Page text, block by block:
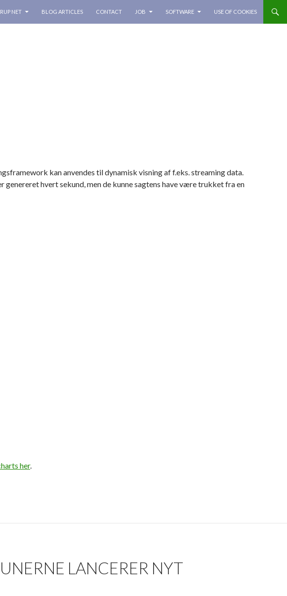
NET
BLOG ARTICLES CONTACT JOB SOFTWARE USE OF COOKIES
kan anvendes til dynamisk visning af f.eks. streaming data.
hvert sekund, men de kunne sagtens have være trukket fra en
her.
LANCERER NYT